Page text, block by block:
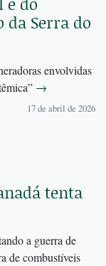
da Serra do
envolvidas
→
17 de abril de 2026
tenta
a guerra de
de combustíveis